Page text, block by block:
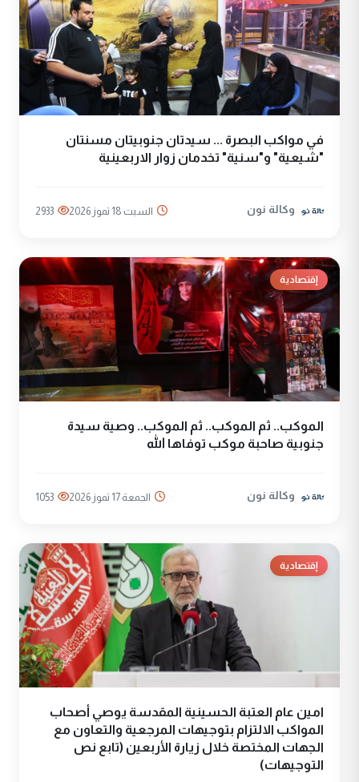
في مواكب البصرة ... سيدتان جنوبيتان مسنتان
"شيعية" و"سنية" تخدمان زوار الاربعينية
وكالة نون السبت 18 تموز 2026 2933
إقتصادية
الموكب.. ثم الموكب.. ثم الموكب.. وصية سيدة
جنوبية صاحبة موكب توفاها الله
وكالة نون الجمعة 17 تموز 2026 1053
إقتصادية
امين عام العتبة الحسينية المقدسة يوصي أصحاب
المواكب الالتزام بتوجيهات المرجعية والتعاون مع
الجهات المختصة خلال زيارة الأربعين (تابع نص
التوجيهات)